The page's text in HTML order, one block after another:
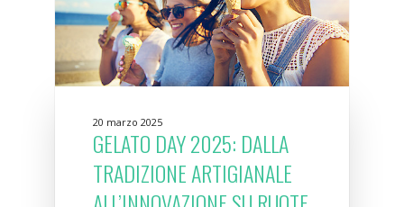
20 marzo 2025
GELATO DAY 2025: DALLA
TRADIZIONE ARTIGIANALE